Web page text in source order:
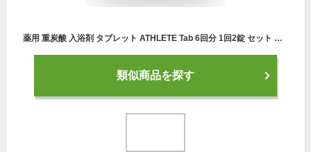
薬用 重炭酸 入浴剤 タブレット ATHLETE Tab 6回分 1回2錠 セット BT-8752 紀陽除虫菊 日本製 | アスリート スポーツ 部活 運動 練習 トレーニング 試合 疲労回復 腰痛 肩こり くじき 打ち身 傷 医薬部外品 血行促進 保温 冷え対策 半身浴 温活 代謝アップ まとめ買い ギフト
類似商品を探す